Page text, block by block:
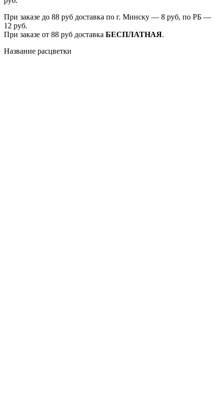
При заказе до 88 руб доставка по г. Минску — 8 руб, по РБ —
12 руб.
При заказе от 88 руб доставка БЕСПЛАТНАЯ.
Название расцветки